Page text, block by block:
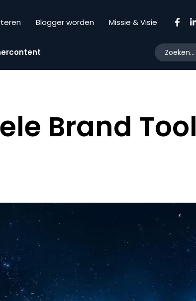
Blogger worden Missie & Visie
Brand Tool